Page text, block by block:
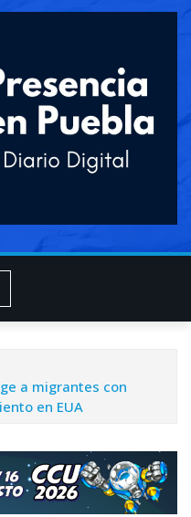
a migrantes con
en EUA